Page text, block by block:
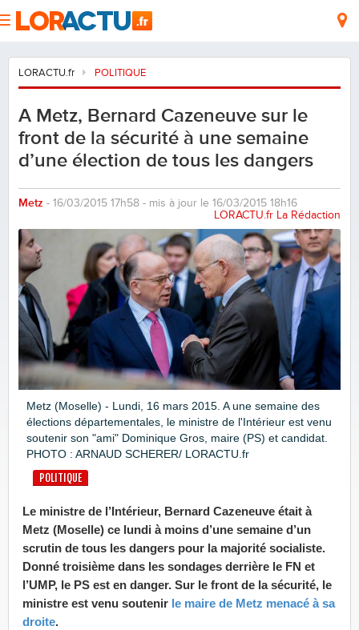
LORACTU.fr POLITIQUE
A Metz, Bernard Cazeneuve sur le
front de la sécurité à une semaine
d’une élection de tous les dangers
Metz - 16/03/2015 17h58 - mis à jour le 16/03/2015 18h16
LORACTU.fr La Rédaction
POLITIQUE
Metz (Moselle) - Lundi, 16 mars 2015. A une semaine des
élections départementales, le ministre de l'Intérieur est venu
soutenir son "ami" Dominique Gros, maire (PS) et candidat.
PHOTO : ARNAUD SCHERER/ LORACTU.fr
Le ministre de l’Intérieur, Bernard Cazeneuve était à
Metz (Moselle) ce lundi à moins d’une semaine d’un
scrutin de tous les dangers pour la majorité socialiste.
Donné troisième dans les sondages derrière le FN et
l’UMP, le PS est en danger. Sur le front de la sécurité, le
ministre est venu soutenir le maire de Metz menacé à sa
droite.